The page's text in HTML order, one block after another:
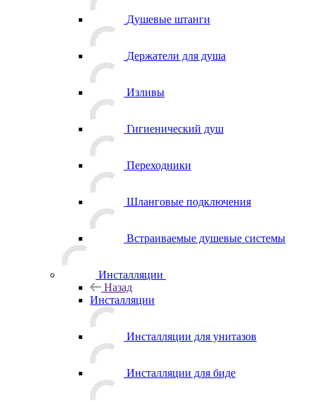
Душевые штанги
Держатели для душа
Изливы
Гигиенический душ
Переходники
Шланговые подключения
Встраиваемые душевые системы
Инсталляции
Назад
Инсталляции
Инсталляции для унитазов
Инсталляции для биде